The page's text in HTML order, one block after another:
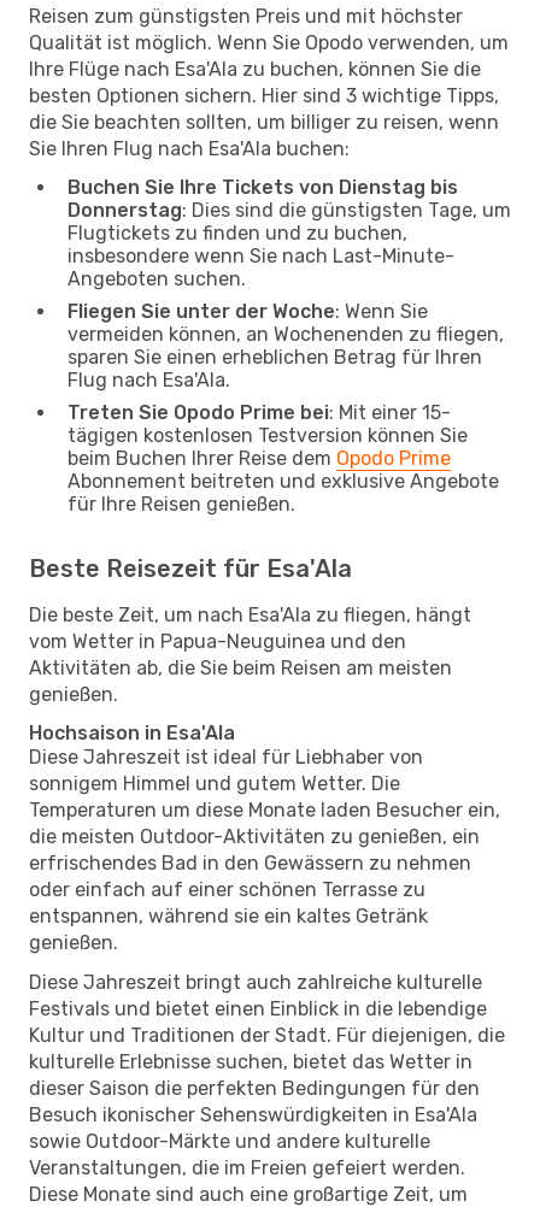
Reisen zum günstigsten Preis und mit höchster
Qualität ist möglich. Wenn Sie Opodo verwenden, um
Ihre Flüge nach Esa'Ala zu buchen, können Sie die
besten Optionen sichern. Hier sind 3 wichtige Tipps,
die Sie beachten sollten, um billiger zu reisen, wenn
Sie Ihren Flug nach Esa'Ala buchen:
Buchen Sie Ihre Tickets von Dienstag bis
Donnerstag: Dies sind die günstigsten Tage, um
Flugtickets zu finden und zu buchen,
insbesondere wenn Sie nach Last-Minute-
Angeboten suchen.
Fliegen Sie unter der Woche: Wenn Sie
vermeiden können, an Wochenenden zu fliegen,
sparen Sie einen erheblichen Betrag für Ihren
Flug nach Esa'Ala.
Treten Sie Opodo Prime bei: Mit einer 15-
tägigen kostenlosen Testversion können Sie
beim Buchen Ihrer Reise dem Opodo Prime
Abonnement beitreten und exklusive Angebote
für Ihre Reisen genießen.
Beste Reisezeit für Esa'Ala
Die beste Zeit, um nach Esa'Ala zu fliegen, hängt
vom Wetter in Papua-Neuguinea und den
Aktivitäten ab, die Sie beim Reisen am meisten
genießen.
Hochsaison in Esa'Ala
Diese Jahreszeit ist ideal für Liebhaber von
sonnigem Himmel und gutem Wetter. Die
Temperaturen um diese Monate laden Besucher ein,
die meisten Outdoor-Aktivitäten zu genießen, ein
erfrischendes Bad in den Gewässern zu nehmen
oder einfach auf einer schönen Terrasse zu
entspannen, während sie ein kaltes Getränk
genießen.
Diese Jahreszeit bringt auch zahlreiche kulturelle
Festivals und bietet einen Einblick in die lebendige
Kultur und Traditionen der Stadt. Für diejenigen, die
kulturelle Erlebnisse suchen, bietet das Wetter in
dieser Saison die perfekten Bedingungen für den
Besuch ikonischer Sehenswürdigkeiten in Esa'Ala
sowie Outdoor-Märkte und andere kulturelle
Veranstaltungen, die im Freien gefeiert werden.
Diese Monate sind auch eine großartige Zeit, um